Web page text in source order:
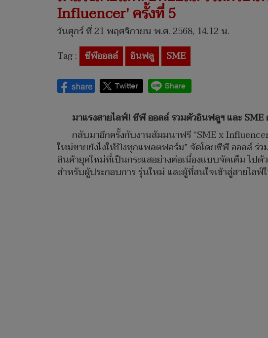
Influencer' ครั้งที่ 5
วันศุกร์ ที่ 21 พฤศจิกายน พ.ศ. 2568, 14.12 น.
Tag : ซีพีออลล์ อินฟลู SME
มาแรงสายไลฟ์! ซีพี ออลล์ รวมตัวอินฟลูฯ และ
กลับมาอีกครั้งกับงานสัมมนาฟรี “SME x
ใหม่ขายยังไงให้ปังทุกแพลตฟอร์ม” จัดโดยซีพี ออลล์ ร่
สินค้ายุคใหม่ที่เป็นกระแสอย่างต่อเนื่องแบบจัดเต็ม ไป
สำหรับผู้ประกอบการ รุ่นใหม่ และผู้ที่สนใจเข้าสู่สายไ